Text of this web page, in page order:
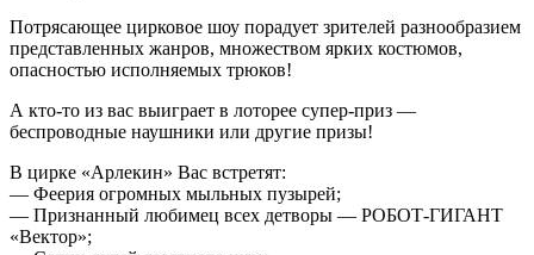
Потрясающее цирковое шоу порадует зрителей разнообразием
представленных жанров, множеством ярких костюмов,
опасностью исполняемых трюков!
А кто-то из вас выиграет в лоторее супер-приз —
беспроводные наушники или другие призы!
В цирке «Арлекин» Вас встретят:
— Феерия огромных мыльных пузырей;
— Признанный любимец всех детворы — РОБОТ-ГИГАНТ
«Вектор»;